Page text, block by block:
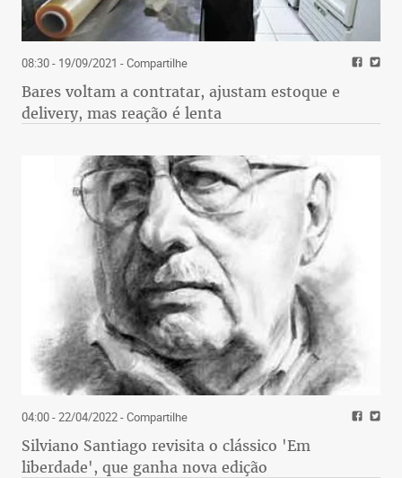
08:30 - 19/09/2021 - Compartilhe
Bares voltam a contratar, ajustam estoque e
delivery, mas reação é lenta
04:00 - 22/04/2022- Compartilhe
Silviano Santiago revisita o clássico 'Em
liberdade', que ganha nova edição